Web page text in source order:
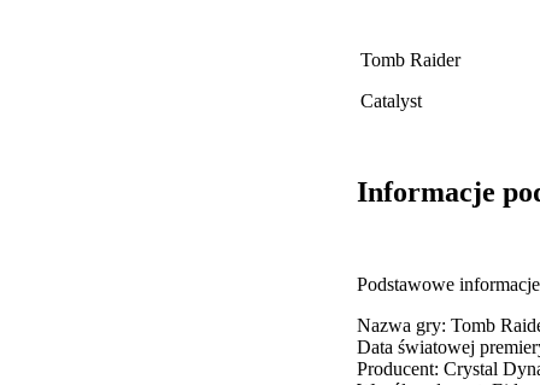
Tomb Raider
Catalyst
Informacje
Podstawowe
Nazwa gry: Tomb
Data światowej
Producent: Crystal